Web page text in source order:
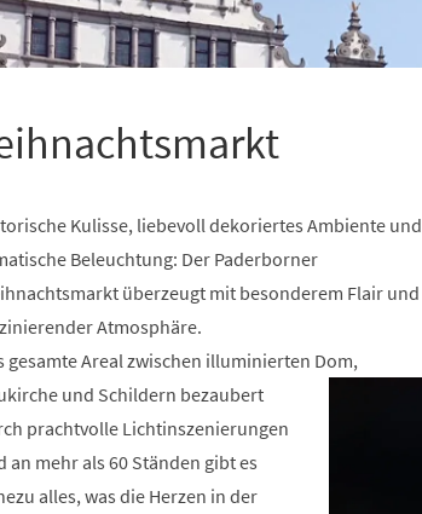
Kulisse, liebevoll dekoriertes Ambiente und
Beleuchtung: Der Paderborner
überzeugt mit besonderem Flair und
Atmosphäre.
gesamte Areal zwischen illuminierten Dom,
und Schildern bezaubert
prachtvolle Lichtinszenierungen
an mehr als 60 Ständen gibt es
alles, was die Herzen in der